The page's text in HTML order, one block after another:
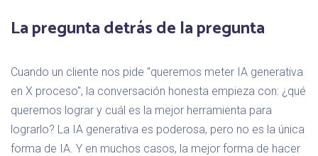
La pregunta detrás de la pregunta
Cuando un cliente nos pide "queremos meter IA generativa
en X proceso", la conversación honesta empieza con: ¿qué
queremos lograr y cuál es la mejor herramienta para
lograrlo? La IA generativa es poderosa, pero no es la única
forma de IA. Y en muchos casos, la mejor forma de hacer